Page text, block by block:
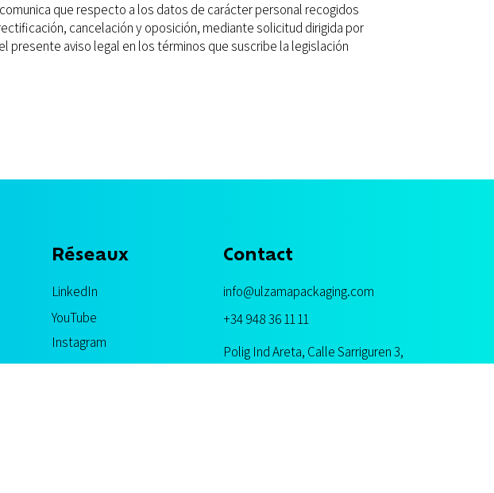
que respecto a los datos de carácter personal recogidos
cancelación y oposición, mediante solicitud dirigida por
aviso legal en los términos que suscribe la legislación
Contact
info@ulzamapackaging.com
+34 948 36 11 11
Polig Ind Areta, Calle Sarriguren 3,
Réseaux
LinkedIn
YouTube
Instagram